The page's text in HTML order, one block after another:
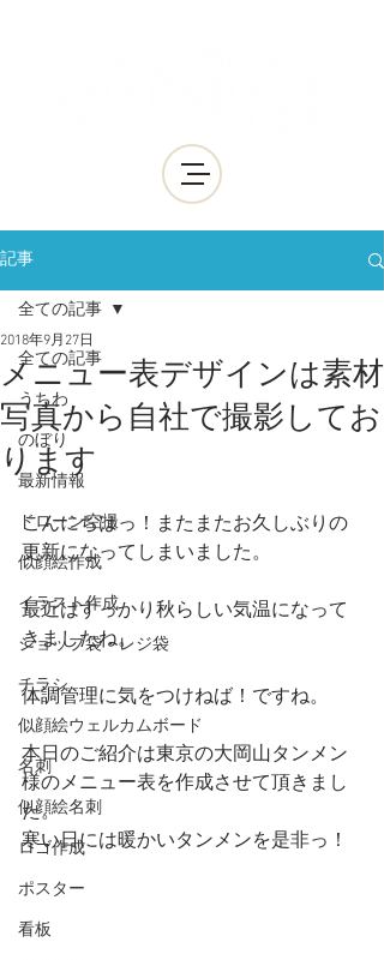
記事
全ての記事
うちわ
のぼり
最新情報
ドローン空撮
似顔絵作成
イラスト作成
ショップ袋・レジ袋
チラシ
似顔絵ウェルカムボード
名刺
似顔絵名刺
ロゴ作成
ポスター
看板
全ての記事
メニュー表デザインは素材
写真から自社で撮影してお
ります
2018年9月27日
こんにちはっ！またまたお久しぶりの
更新になってしまいました。
最近はすっかり秋らしい気温になって
きましたね。
体調管理に気をつけねば！ですね。
本日のご紹介は東京の大岡山タンメン
様のメニュー表を作成させて頂きまし
た。
寒い日には暖かいタンメンを是非っ！